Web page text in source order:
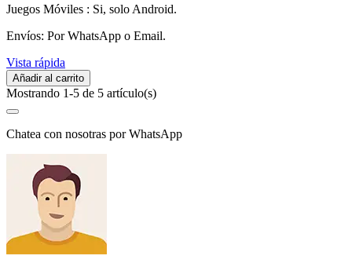
Juegos Móviles : Si, solo Android.
Envíos: Por WhatsApp o Email.
Vista rápida
Añadir al carrito
Mostrando 1-5 de 5 artículo(s)
Chatea con nosotras por WhatsApp